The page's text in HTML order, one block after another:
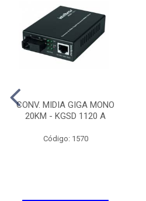
CONV. MIDIA GIGA MONO
20KM - KGSD 1120 A
Código: 1570